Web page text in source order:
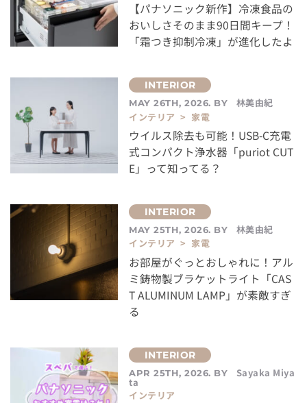
【パナソニック新作】冷凍食品の
おいしさそのまま90日間キープ！
「霜つき抑制冷凍」が進化したよ
MAY 26TH, 2026. BY
林美由紀
インテリア > 家電
ウイルス除去も可能！USB-C充電
式コンパクト浄水器「puriot CUT
E」って知ってる？
MAY 25TH, 2026. BY
林美由紀
インテリア > 家電
お部屋がぐっとおしゃれに！アル
ミ鋳物製ブラケットライト「CAS
T ALUMINUM LAMP」が素敵すぎ
る
APR 25TH, 2026. BY Sayaka Miya
ta
インテリア